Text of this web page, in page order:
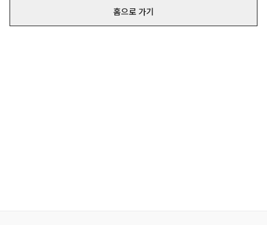
홈으로 가기